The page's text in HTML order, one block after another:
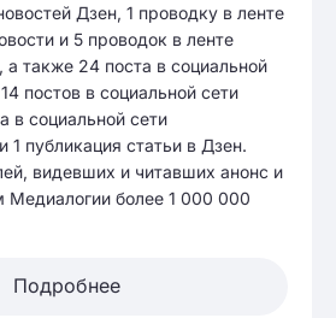
Дзен, 1 проводку в ленте
и 5 проводок в ленте
а также 24 поста в социальной
постов в социальной сети
в социальной сети
1 публикация статьи в Дзен.
видевших и читавших анонс и
Медиалогии более 1 000 000
Подробнее